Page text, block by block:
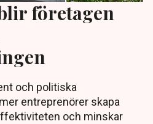
företagen
och politiska
entreprenörer skapa
och minskar